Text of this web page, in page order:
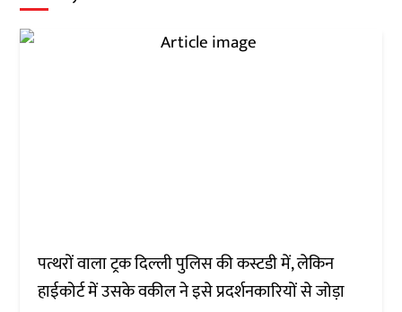
पत्थरों वाला ट्रक दिल्ली पुलिस की कस्टडी में, लेकिन
हाईकोर्ट में उसके वकील ने इसे प्रदर्शनकारियों से जोड़ा